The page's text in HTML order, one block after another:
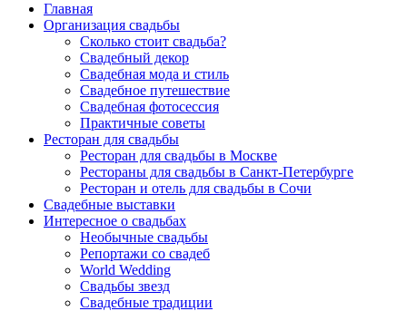
Главная
Организация свадьбы
Сколько стоит свадьба?
Свадебный декор
Свадебная мода и стиль
Свадебное путешествие
Свадебная фотосессия
Практичные советы
Ресторан для свадьбы
Ресторан для свадьбы в Москве
Рестораны для свадьбы в Санкт-Петербурге
Ресторан и отель для свадьбы в Сочи
Свадебные выставки
Интересное о свадьбах
Необычные свадьбы
Репортажи со свадеб
World Wedding
Свадьбы звезд
Свадебные традиции